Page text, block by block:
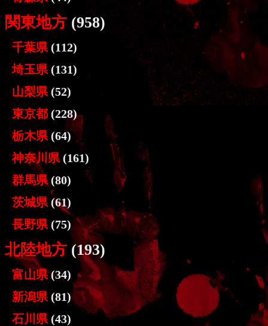
関東地方 (958)
千葉県 (112)
埼玉県 (131)
山梨県 (52)
東京都(228)
栃木県 (64)
神奈川県 (161)
群馬県(80)
茨城県 (61)
長野県 (75)
北陸地方 (193)
富山県(34)
新潟県 (81)
石川県 (43)